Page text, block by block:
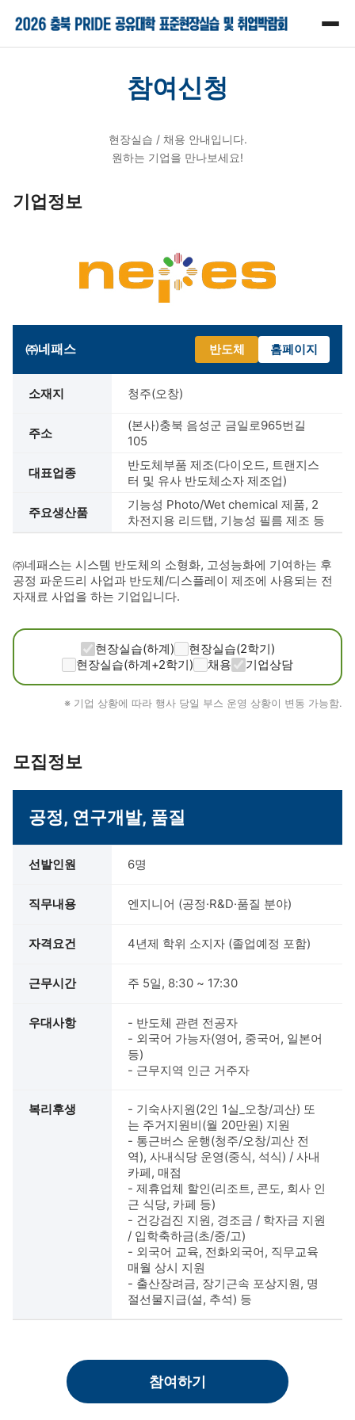
참여신청
현장실습 / 채용 안내입니다.
원하는 기업을 만나보세요!
기업정보
㈜네패스 반도체 홈페이지
소재지 청주(오창)
주소
(본사)충북 음성군 금일로965번길
105
대표업종
반도체부품 제조(다이오드, 트랜지스
터 및 유사 반도체소자 제조업)
주요생산품
기능성 Photo/Wet chemical 제품, 2
차전지용 리드탭, 기능성 필름 제조 등
㈜네패스는 시스템 반도체의 소형화, 고성능화에 기여하는 후
공정 파운드리 사업과 반도체/디스플레이 제조에 사용되는 전
자재료 사업을 하는 기업입니다.
현장실습(하계)
현장실습(2학기)
현장실습(하계+2학기)
채용 기업상담
※ 기업 상황에 따라 행사 당일 부스 운영 상황이 변동 가능함.
모집정보
공정, 연구개발, 품질
선발인원 6명
직무내용 엔지니어 (공정·R&D·품질 분야)
자격요건 4년제 학위 소지자 (졸업예정 포함)
근무시간 주 5일, 8:30 ~ 17:30
우대사항
- 반도체 관련 전공자
- 외국어 가능자(영어, 중국어, 일본어
등)
- 근무지역 인근 거주자
복리후생
- 기숙사지원(2인 1실_오창/괴산) 또
는 주거지원비(월 20만원) 지원
- 통근버스 운행(청주/오창/괴산 전
역), 사내식당 운영(중식, 석식) / 사내
카페, 매점
- 제휴업체 할인(리조트, 콘도, 회사 인
근 식당, 카페 등)
- 건강검진 지원, 경조금 / 학자금 지원
/ 입학축하금(초/중/고)
- 외국어 교육, 전화외국어, 직무교육
매월 상시 지원
- 출산장려금, 장기근속 포상지원, 명
절선물지급(설, 추석) 등
참여하기